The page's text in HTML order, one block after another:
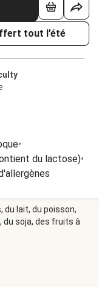
tout l’été
•
du lactose)•
lait, du poisson,
du soja, des fruits à